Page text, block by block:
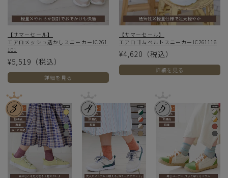
【サマーセール】
エアロメッシュ透かしスニーカーIC261
101
¥5,519 （税込）
詳細を見る
【サマーセール】
エアロゴムベルトスニーカーIC261116
¥4,620 （税込）
詳細を見る